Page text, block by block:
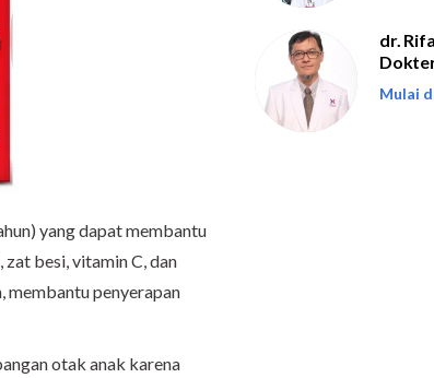
yang dapat membantu
besi, vitamin C, dan
membantu penyerapan
otak anak karena